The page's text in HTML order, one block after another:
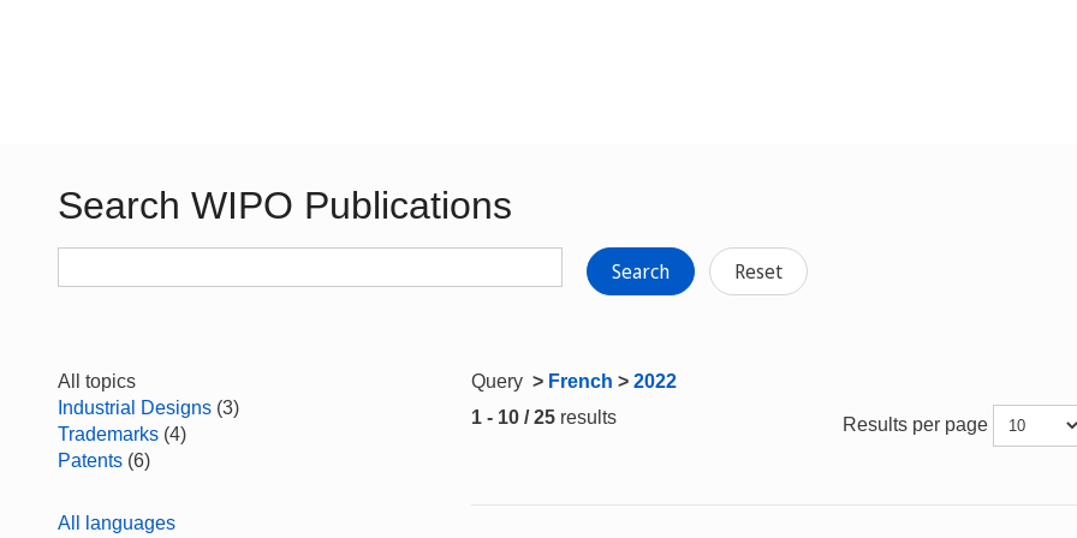
Search WIPO Publications
Search Reset
All topics
Industrial Designs (3)
Trademarks (4)
Patents (6)
All languages
Query > French > 2022
1 - 10 / 25 results Results per page